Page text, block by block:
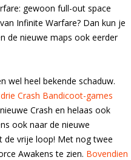
gewoon full-out space
Infinite Warfare? Dan kun je
de nieuwe maps ook eerder
wel heel bekende schaduw.
Crash Bandicoot-games
Crash en helaas ook
ook naar de nieuwe
de vrije loop! Met nog twee
Awakens te zien. Bovendien